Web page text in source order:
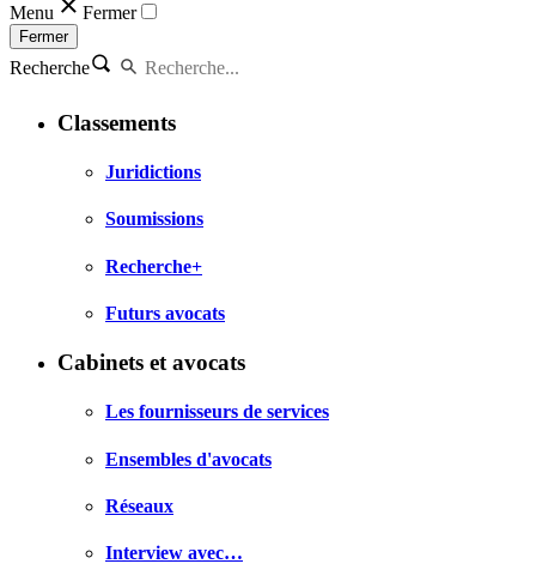
Menu Fermer
Fermer
Recherche
Classements
Juridictions
Soumissions
Recherche+
Futurs avocats
Cabinets et avocats
Les fournisseurs de services
Ensembles d'avocats
Réseaux
Interview avec…